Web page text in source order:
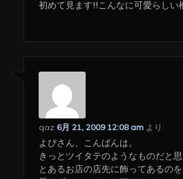
初めて見ます!!こんなに可愛らし
qaz 6月 21, 2009 12:08 am より:
よぴさん、こんばんは。
きっとツイタテのようなものだと思
とあるお店の店先に飾ってあるのを